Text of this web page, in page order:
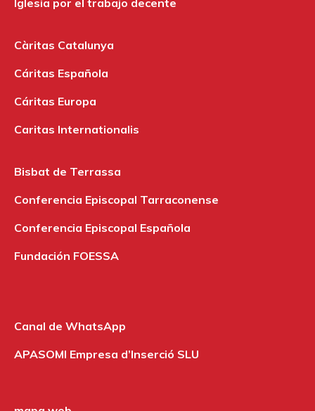
Càritas Catalunya
Cáritas Española
Cáritas Europa
Caritas Internationalis
Bisbat de Terrassa
Conferencia Episcopal Tarraconense
Conferencia Episcopal Española
Fundación FOESSA
Canal de WhatsApp
APASOMI Empresa d’Inserció SLU